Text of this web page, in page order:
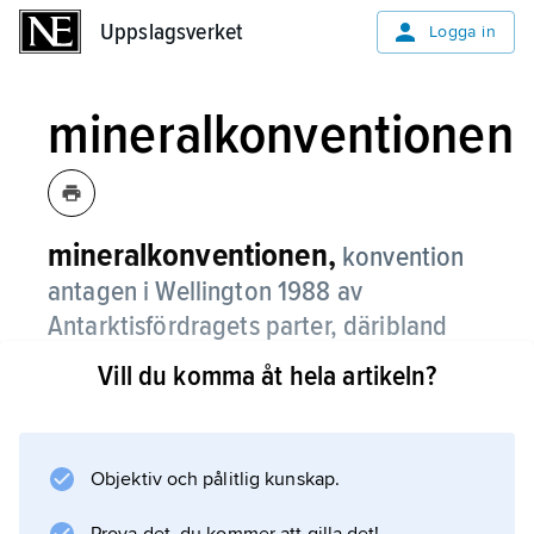
Uppslagsverket Logga in
mineralkonventionen
mineralkonventionen, konvention
antagen i Wellington 1988 av
Antarktisfördragets parter, däribland
Sverige.
rådde om såväl tillgången på mineral i
Vill du komma åt hela artikeln?
Objektiv och pålitlig kunskap.